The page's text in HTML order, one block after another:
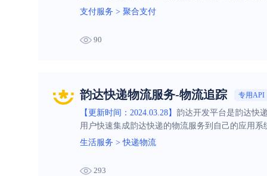
支付服务 > 聚合支付
90
韵达快递物流服务-物流追踪 专用API
【更新时间：2024.03.28】 韵达开发平台是韵达快
用户快速集成韵达快递的物流服务到自己的应用
生活服务 >快递物流
293